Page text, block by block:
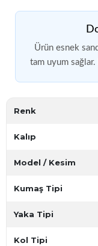
Ürün esnek
tam uyum
Renk
Kalıp
Model / Kesim
Kumaş Tipi
Yaka Tipi
Kol Tipi